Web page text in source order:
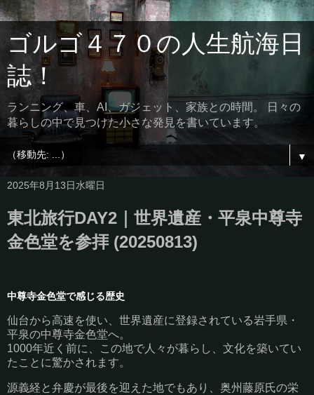
ゴルゴ４７０の人生航海日
誌！
ランニング、車、AI、ガジェット、家族との時間。 日々の
暮らしの中で見つけた小さな発見を書いています。
▼
2025年8月13日水曜日
東北旅行DAY2｜世界遺産・平泉中尊寺
金色堂を参拝 (20250813)
中尊寺金色堂で感じる歴史
仙台から高速を使い、世界遺産に登録されている岩手県・
平泉の中尊寺金色堂へ。
1000年近く前に、この地で人々が暮らし、文化を築いてい
たことに驚かされます。
源義経と弁慶が最後を迎えた地でもあり、奥州藤原氏の栄